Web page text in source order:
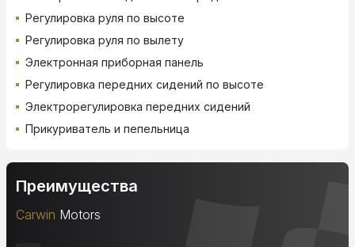
Регулировка руля по высоте
Регулировка руля по вылету
Электронная приборная панель
Регулировка передних сидений по высоте
Электрорегулировка передних сидений
Прикуриватель и пепельница
Преимущества
Carwin Motors